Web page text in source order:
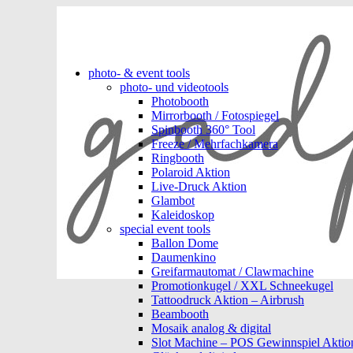
photo- & event tools
photo- und videotools
Photobooth
Mirrorbooth / Fotospiegel
Spinbooth 360° Tool
Freeze / Mehrfachkamera
Ringbooth
Polaroid Aktion
Live-Druck Aktion
Glambot
Kaleidoskop
special event tools
Ballon Dome
Daumenkino
Greifarmautomat / Clawmachine
Promotionkugel / XXL Schneekugel
Tattoodruck Aktion – Airbrush
Beambooth
Mosaik analog & digital
Slot Machine – POS Gewinnspiel